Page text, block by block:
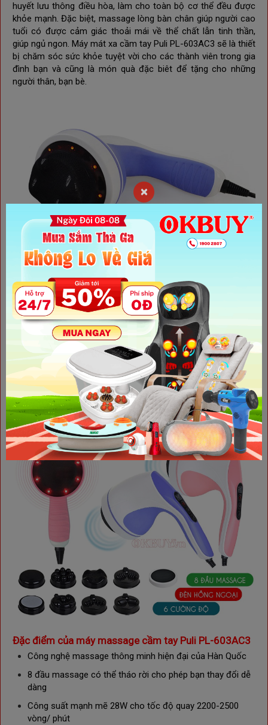
huyết lưu thông điều hòa, làm cho toàn bộ cơ thể đều được
khỏe mạnh. Đặc biệt, massage lòng bàn chân giúp người cao
tuổi có được cảm giác thoải mái về thể chất lẫn tinh thần,
giúp ngủ ngon. Máy mát xa cầm tay Puli PL-603AC3 sẽ là thiết
bị chăm sóc sức khỏe tuyệt vời cho các thành viên trong gia
đình bạn và cũng là món quà đặc biêt để tặng cho những
người thân, bạn bè.
Công nghệ massage thông minh hiện đại của Hàn Quốc
Đặc điểm của máy massage cầm tay Puli PL-603AC3
Công nghệ massage thông minh hiện đại của Hàn Quốc
8 đầu massage có thể tháo rời cho phép bạn thay đổi dễ
dàng
Công suất mạnh mẽ 28W cho tốc độ quay 2200-2500
vòng/ phút
×